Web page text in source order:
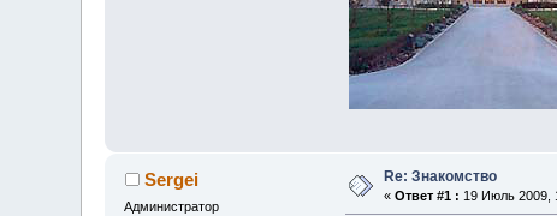
Sergei
Администратор
Re: Знакомство
«Ответ #1 : 19 Июль 2009,